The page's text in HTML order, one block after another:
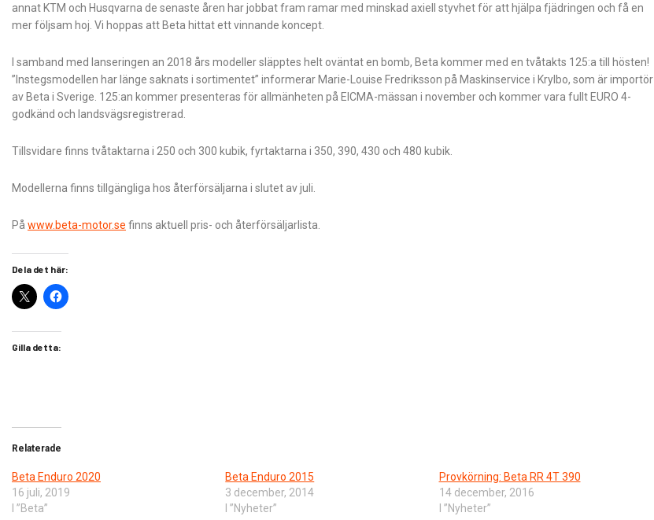
annat KTM och Husqvarna de senaste åren har jobbat fram ramar med minskad axiell styvhet för att hjälpa fjädringen och få en
mer följsam hoj. Vi hoppas att Beta hittat ett vinnande koncept.
I samband med lanseringen an 2018 års modeller släpptes helt oväntat en bomb, Beta kommer med en tvåtakts 125:a till hösten!
”Instegsmodellen har länge saknats i sortimentet” informerar Marie-Louise Fredriksson på Maskinservice i Krylbo, som är importör
av Beta i Sverige. 125:an kommer presenteras för allmänheten på EICMA-mässan i november och kommer vara fullt EURO 4-
godkänd och landsvägsregistrerad.
Tillsvidare finns tvåtaktarna i 250 och 300 kubik, fyrtaktarna i 350, 390, 430 och 480 kubik.
Modellerna finns tillgängliga hos återförsäljarna i slutet av juli.
På www.beta-motor.se finns aktuell pris- och återförsäljarlista.
Dela det här:
Gilla detta:
Relaterade
Beta Enduro 2020
16 juli, 2019
I ”Beta”
Beta Enduro 2015
3 december, 2014
I ”Nyheter”
Provkörning: Beta RR 4T 390
14 december, 2016
I ”Nyheter”